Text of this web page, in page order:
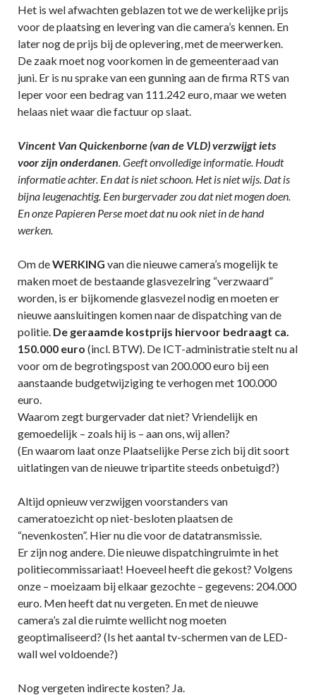
Het is wel afwachten geblazen tot we de werkelijke prijs
voor de plaatsing en levering van die camera’s kennen. En
later nog de prijs bij de oplevering, met de meerwerken.
De zaak moet nog voorkomen in de gemeenteraad van
juni. Er is nu sprake van een gunning aan de firma RTS van
Ieper voor een bedrag van 111.242 euro, maar we weten
helaas niet waar die factuur op slaat.
Vincent Van Quickenborne (van de VLD) verzwijgt iets
voor zijn onderdanen. Geeft onvolledige informatie. Houdt
informatie achter. En dat is niet schoon. Het is niet wijs. Dat is
bijna leugenachtig. Een burgervader zou dat niet mogen doen.
En onze Papieren Perse moet dat nu ook niet in de hand
werken.
Om deWERKING van die nieuwe camera’s mogelijk te
maken moet de bestaande glasvezelring “verzwaard”
worden, is er bijkomende glasvezel nodig en moeten er
nieuwe aansluitingen komen naar de dispatching van de
politie. De geraamde kostprijs hiervoor bedraagt ca.
150.000 euro (incl. BTW). De ICT-administratie stelt nu al
voor om de begrotingspost van 200.000 euro bij een
aanstaande budgetwijziging te verhogen met 100.000
euro.
Waarom zegt burgervader dat niet? Vriendelijk en
gemoedelijk – zoals hij is – aan ons, wij allen?
(En waarom laat onze Plaatselijke Perse zich bij dit soort
uitlatingen van de nieuwe tripartite steeds onbetuigd?)
Altijd opnieuw verzwijgen voorstanders van
cameratoezicht op niet-besloten plaatsen de
“nevenkosten”. Hier nu die voor de datatransmissie.
Er zijn nog andere. Die nieuwe dispatchingruimte in het
politiecommissariaat! Hoeveel heeft die gekost? Volgens
onze – moeizaam bij elkaar gezochte – gegevens: 204.000
euro. Men heeft dat nu vergeten. En met de nieuwe
camera’s zal die ruimte wellicht nog moeten
geoptimaliseerd? (Is het aantal tv-schermen van de LED-
wall wel voldoende?)
Nog vergeten indirecte kosten? Ja.